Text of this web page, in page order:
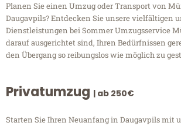
Planen Sie einen Umzug oder Transport von
Daugavpils? Entdecken Sie unsere vielfältigen
Dienstleistungen bei Sommer Umzugsservice
darauf ausgerichtet sind, Ihren Bedürfnissen
den Übergang so reibungslos wie möglich zu
Privatumzug | ab 250€
Starten Sie Ihren Neuanfang in Daugavpils mit